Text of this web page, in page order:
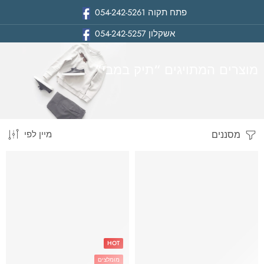
פתח תקוה 054-242-5261
אשקלון054-242-5257
מוצרים המתויגים “תיק במבי”
ביתמסננים מיין לפי
HOT
מומלצים